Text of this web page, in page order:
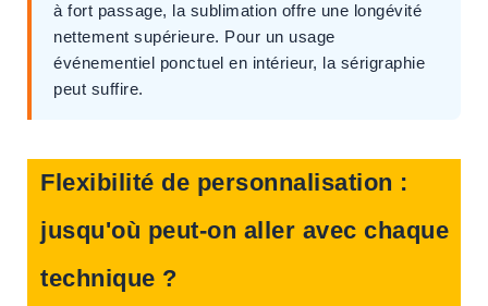
à fort passage, la sublimation offre une longévité
nettement supérieure. Pour un usage
événementiel ponctuel en intérieur, la sérigraphie
peut suffire.
Flexibilité de personnalisation :
jusqu'où peut-on aller avec chaque
technique ?